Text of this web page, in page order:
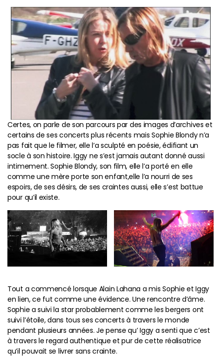
Certes, on parle de son parcours par des images d’archives et
certains de ses concerts plus récents mais Sophie Blondy n’a
pas fait que le filmer, elle l’a sculpté en poésie, édifiant un
socle à son histoire. Iggy ne s’est jamais autant donné aussi
intimement. Sophie Blondy, son film, elle l’a porté en elle
comme une mère porte son enfant,elle l’a nourri de ses
espoirs, de ses désirs, de ses craintes aussi, elle s’est battue
pour qu’il existe.
Tout a commencé lorsque Alain Lahana a mis Sophie et Iggy
en lien, ce fut comme une évidence. Une rencontre d’âme.
Sophie a suivi la star probablement comme les bergers ont
suivi l’étoile, dans tous ses concerts à travers le monde
pendant plusieurs années. Je pense qu’ Iggy a senti que c’est
à travers le regard authentique et pur de cette réalisatrice
qu’il pouvait se livrer sans crainte.